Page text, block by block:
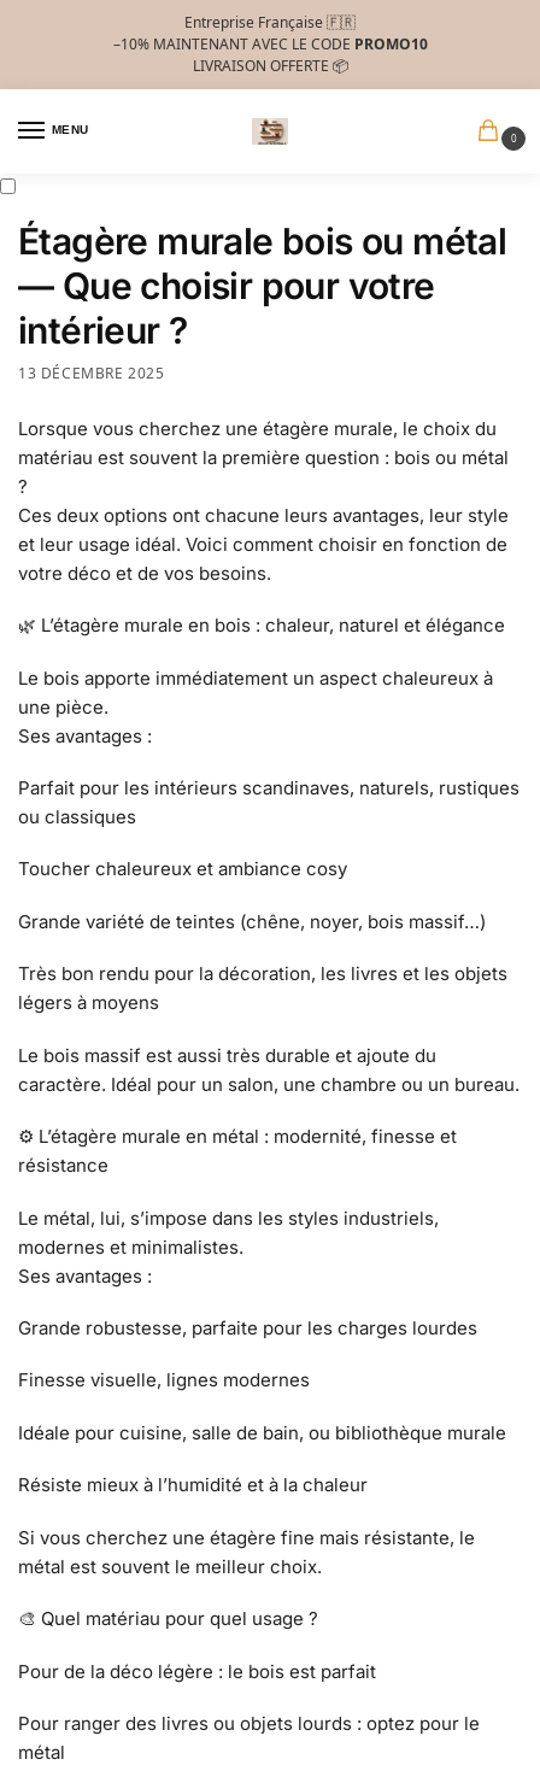
Entreprise Française 🇫🇷
–10% MAINTENANT AVEC LE CODE PROMO10
LIVRAISON OFFERTE 📦
MENU
0
Étagère murale bois ou métal
— Que choisir pour votre
intérieur ?
13 DÉCEMBRE 2025
Lorsque vous cherchez une étagère murale, le choix du
matériau est souvent la première question : bois ou métal
?
Ces deux options ont chacune leurs avantages, leur style
et leur usage idéal. Voici comment choisir en fonction de
votre déco et de vos besoins.
🌿 L’étagère murale en bois : chaleur, naturel et élégance
Le bois apporte immédiatement un aspect chaleureux à
une pièce.
Ses avantages :
Parfait pour les intérieurs scandinaves, naturels, rustiques
ou classiques
Toucher chaleureux et ambiance cosy
Grande variété de teintes (chêne, noyer, bois massif…)
Très bon rendu pour la décoration, les livres et les objets
légers à moyens
Le bois massif est aussi très durable et ajoute du
caractère. Idéal pour un salon, une chambre ou un bureau.
⚙️ L’étagère murale en métal : modernité, finesse et
résistance
Le métal, lui, s’impose dans les styles industriels,
modernes et minimalistes.
Ses avantages :
Grande robustesse, parfaite pour les charges lourdes
Finesse visuelle, lignes modernes
Idéale pour cuisine, salle de bain, ou bibliothèque murale
Résiste mieux à l’humidité et à la chaleur
Si vous cherchez une étagère fine mais résistante, le
métal est souvent le meilleur choix.
🎨 Quel matériau pour quel usage ?
Pour de la déco légère : le bois est parfait
Pour ranger des livres ou objets lourds : optez pour le
métal